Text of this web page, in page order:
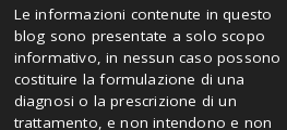
Le informazioni contenute in questo
blog sono presentate a solo scopo
informativo, in nessun caso possono
costituire la formulazione di una
diagnosi o la prescrizione di un
trattamento, e non intendono e non